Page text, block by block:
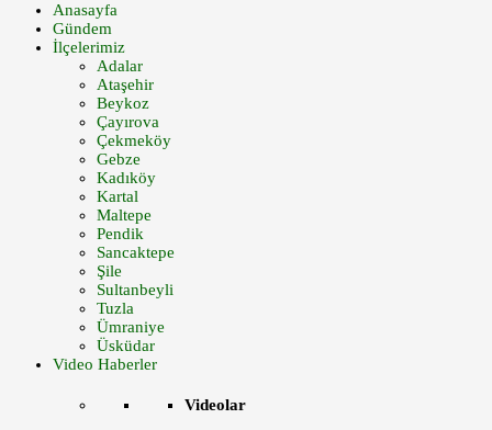
Anasayfa
Gündem
İlçelerimiz
Adalar
Ataşehir
Beykoz
Çayırova
Çekmeköy
Gebze
Kadıköy
Kartal
Maltepe
Pendik
Sancaktepe
Şile
Sultanbeyli
Tuzla
Ümraniye
Üsküdar
Video Haberler
Videolar